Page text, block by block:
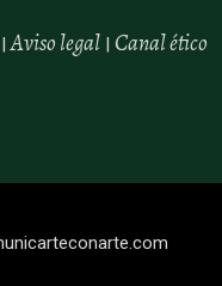
Aviso legal | Canalético